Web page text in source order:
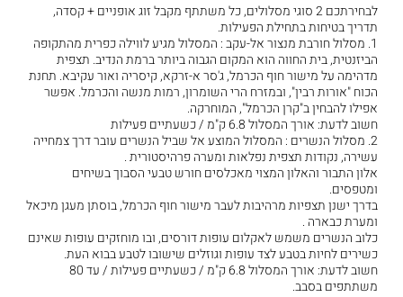
לבחירתכם 2 סוגי מסלולים, כל משתתף מקבל זוג אופניים + קסדה,
תדריך בטיחות בתחילת הפעילות.
1. מסלול חורבת מנצור אל-עקב : המסלול מגיע לווילה כפרית מהתקופה
הביזנטית, בית החווה הוא המקום הגבוה ביותר ברמת הנדיב. תצפית
מדהימה על מישור חוף הכרמל, ג'סר א-זרקא, קיסריה ואור עקיבא. תחנת
הכוח "אורות רבין", ובמזרח הרי השומרון, רמות מנשה והכרמל. אפשר
אפילו להבחין ב"קרן הכרמל", המוחרקה.
חשוב לדעת: אורך המסלול 6.8 ק"מ / כשעתיים פעילות
2. מסלול הנשרים : המסלול המוצע אל שביל הנשרים עובר דרך צמחייה
עשירה, נקודות תצפית נפלאות ומערה פרהיסטורית .
אלון התבור והאלון המצוי מאכלסים חורש טבעי הסבוך בשיחים
ומטפסים.
בדרך ישנן תצפיות מרהיבות לעבר מישור חוף הכרמל, בוסתן מעגן מיכאל
ומערת כבארה .
כלוב הנשרים משמש לאקלום עופות דורסים, ובו מוחזקים עופות שאינם
כשירים לחיות בטבע לצד עופות וגוזלים שישובו לטבע בבוא העת.
חשוב לדעת: אורך המסלול 6.8 ק"מ / כשעתיים פעילות / עד 80
משתתפים בסבב.